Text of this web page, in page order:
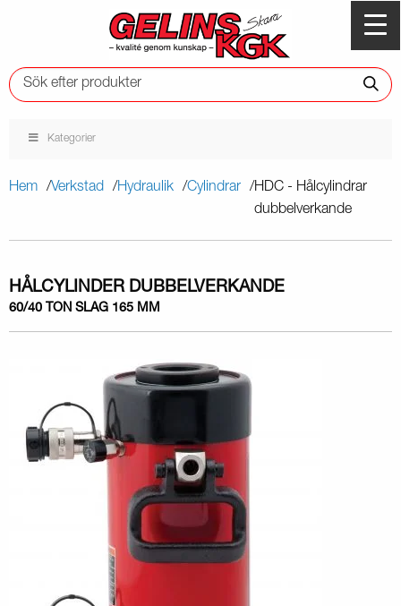
Kategorier
Hem Verkstad Hydraulik Cylindrar
HDC - Hålcylindrar
dubbelverkande
HÅLCYLINDER DUBBELVERKANDE
60/40 TON SLAG 165 MM